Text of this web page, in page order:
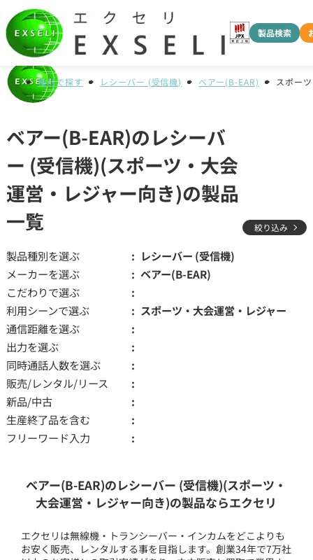
製品検索
種別で探す レシーバー (受信機) ベアー(B-EAR) スポー
ベアー(B-EAR)のレシーバ
ー (受信機)(スポーツ・大会
運営・レジャー向き)の製品
一覧
絞り込み
製品種別を選ぶ
レシーバー (受信機)
メーカーを選ぶ
ベアー(B-EAR)
こだわりで選ぶ
利用シーンで選ぶ
スポーツ・大会運営・レジャー
通信距離を選ぶ
出力を選ぶ
同時通話人数を選ぶ
販売/レンタル/リース
新品/中古
生産終了品を含む
フリーワード入力
ベアー(B-EAR)のレシーバー (受信機)(スポーツ・
大会運営・レジャー向き)の製品ならエクセリ
エクセリは無線機・トランシーバー・インカムをどこよりも
お安く販売、レンタルする事を目指します。創業34年で7万社